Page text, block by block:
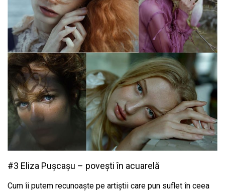
#3 Eliza Pușcașu – povești în acuarelă
Cum îi putem recunoaște pe artiștii care pun suflet în ceea